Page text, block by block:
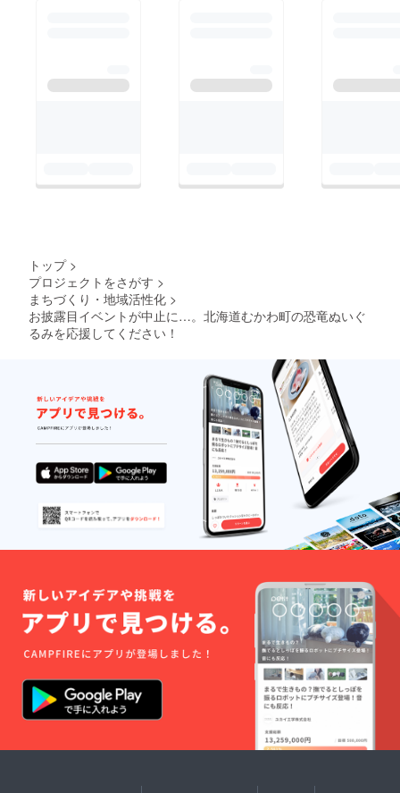
トップ >
プロジェクトをさがす >
まちづくり・地域活性化 >
お披露目イベントが中止に…。北海道むかわ町の恐竜ぬいぐ
るみを応援してください！